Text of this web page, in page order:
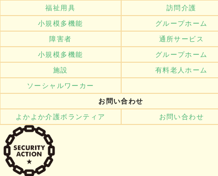
福祉用具
訪問介護
小規模多機能
グループホーム
障害者
通所サービス
小規模多機能
グループホーム
施設
有料老人ホーム
ソーシャルワーカー
お問い合わせ
よかよか介護ボランティア
お問い合わせ